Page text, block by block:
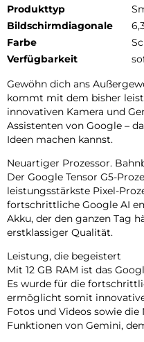
Produkttyp
Bildschirmdiagonale
Farbe
Verfügbarkeit
Gewöhn dich ans
kommt mit dem bisher
innovativen Kamera und
Assistenten von Google –
Ideen machen kannst.
Neuartiger Prozessor.
Der Google Tensor G5-
leistungsstärkste Pixel-
fortschrittliche Google AI
Akku, der den ganzen Tag
erstklassiger Qualität.
Leistung, die begeistert
Mit 12 GB RAM ist das
Es wurde für die
ermöglicht somit
Fotos und Videos sowie
Funktionen von Gemini,